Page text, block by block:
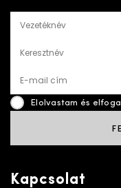
Vezetéknév
Keresztnév
E-mail cím
Elolvastam és
Kapcsolat